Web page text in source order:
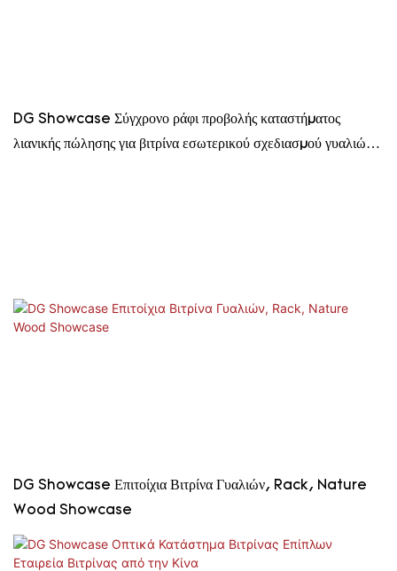
DG Showcase Σύγχρονο ράφι προβολής καταστήματος
λιανικής πώλησης για βιτρίνα εσωτερικού σχεδιασμού γυαλιών
DG Showcase Επιτοίχια Βιτρίνα Γυαλιών, Rack, Nature
Wood Showcase